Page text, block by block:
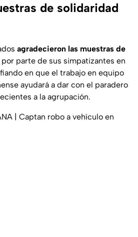
de solidaridad
agradecieron las muestras de
parte de sus simpatizantes en
en que el trabajo en equipo
ayudará a dar con el paradero
a la agrupación.
| Captan robo a vehículo en